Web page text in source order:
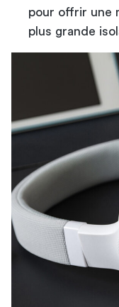
pour offrir une
plus grande